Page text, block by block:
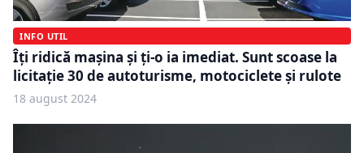
INFO UTIL
Îți ridică mașina și ți-o ia imediat. Sunt scoase la
licitație 30 de autoturisme, motociclete și rulote
18 august 2024